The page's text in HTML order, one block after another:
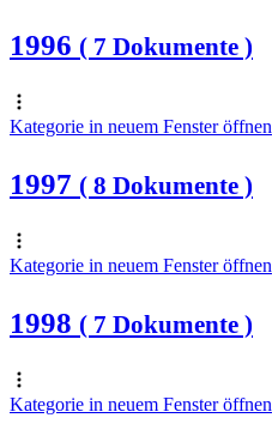
1996 ( 7 Dokumente )
Kategorie in neuem Fenster öffnen
1997 ( 8 Dokumente )
Kategorie in neuem Fenster öffnen
1998 ( 7 Dokumente )
Kategorie in neuem Fenster öffnen